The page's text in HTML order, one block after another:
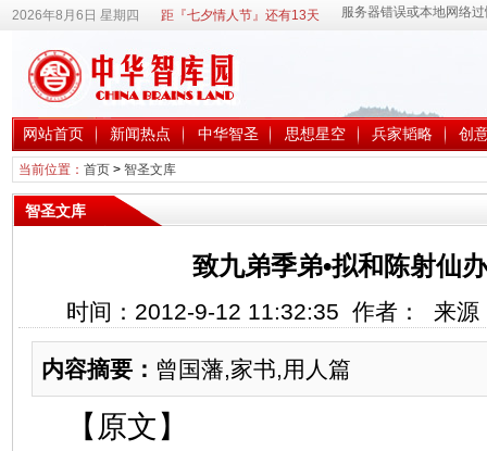
2026年8月6日 星期四 距『七夕情人节』还有13天
网站首页 新闻热点 中华智圣 思想星空 兵家韬略 创
当前位置： 首页> 智圣文库
智圣文库
致九弟季弟•拟和陈射仙
时间：2012-9-12 11:32:35 作者： 来
内容摘要： 曾国藩,家书,用人篇
【原文】